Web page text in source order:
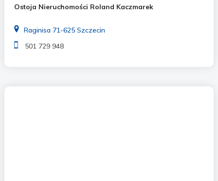
Ostoja Nieruchomości Roland Kaczmarek
Raginisa 71-625 Szczecin
501 729 948